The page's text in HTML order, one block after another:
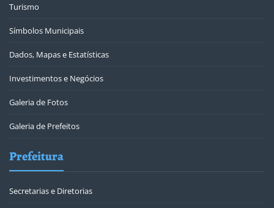
Turismo
Símbolos Municipais
Dados, Mapas e Estatísticas
Investimentos e Negócios
Galeria de Fotos
Galeria de Prefeitos
Prefeitura
Secretarias e Diretorias